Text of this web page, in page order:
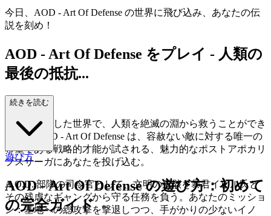
今日、AOD - Art Of Defense の世界に飛び込み、あなたの伝
説を刻め！
AOD - Art Of Defense をプレイ - 人類の
最後の抵抗...
！
混沌に荒廃した世界で、人類を絶滅の淵から救うことができ
るか？ AOD - Art Of Defense は、容赦ない敵に対する唯一の
希望である戦略的才能が試される、魅力的なポストアポカリ
プスサーガにあなたを投げ込む。
A.O.D. 部隊の司令官として、文明の残骸を暴君イビル氏と
その残虐なギャングから守る任務を負う。あなたのミッショ
ン：基地への総攻撃を撃退しつつ、手がかりの少ないイノ
続きを読む
遊び方
AOD - Art Of Defense の遊び方：初めて
の完全ガイド